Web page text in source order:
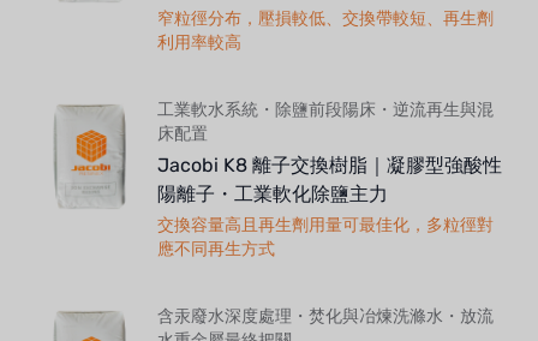
窄粒徑分布，壓損較低、交換帶較短、再生劑
利用率較高
工業軟水系統・除鹽前段陽床・逆流再生與混
床配置
Jacobi K8 離子交換樹脂｜凝膠型強酸性
陽離子・工業軟化除鹽主力
交換容量高且再生劑用量可最佳化，多粒徑對
應不同再生方式
含汞廢水深度處理・焚化與冶煉洗滌水・放流